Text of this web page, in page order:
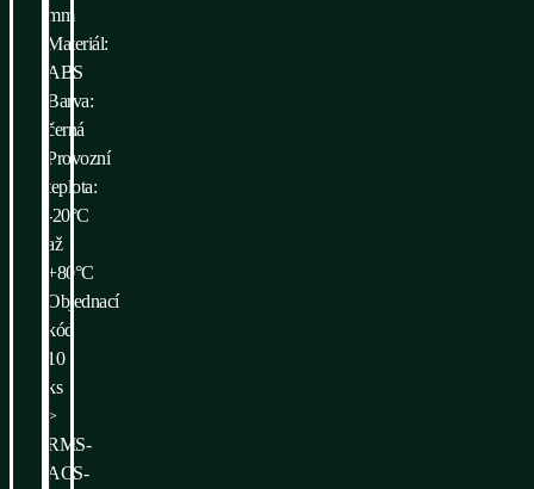
mm
Materiál:
ABS
Barva:
černá
Provozní
teplota:
-20°C
až
+80°C
Objednací
kód
10
ks
>
RMS-
ACS-